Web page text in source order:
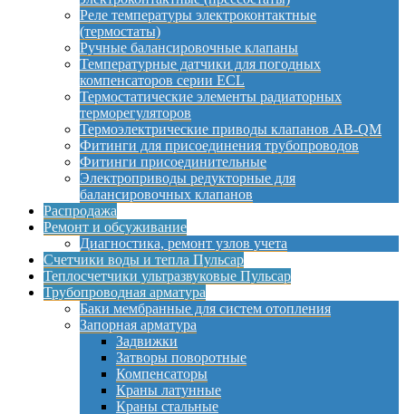
Реле температуры электроконтактные
(термостаты)
Ручные балансировочные клапаны
Температурные датчики для погодных
компенсаторов серии ECL
Термостатические элементы радиаторных
терморегуляторов
Термоэлектрические приводы клапанов AB-QM
Фитинги для присоединения трубопроводов
Фитинги присоединительные
Электроприводы редукторные для
балансировочных клапанов
Распродажа
Ремонт и обсуживание
Диагностика, ремонт узлов учета
Счетчики воды и тепла Пульсар
Теплосчетчики ультразвуковые Пульсар
Трубопроводная арматура
Баки мембранные для систем отопления
Запорная арматура
Задвижки
Затворы поворотные
Компенсаторы
Краны латунные
Краны стальные